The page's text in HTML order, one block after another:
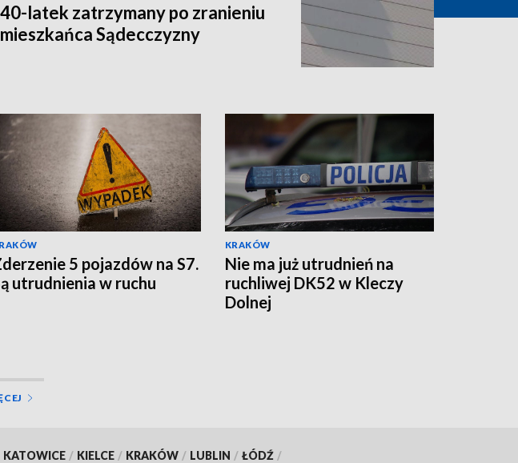
40-latek zatrzymany po zranieniu
mieszkańca Sądecczyzny
5 pojazdów na S7.
utrudnienia w ruchu
KRAKÓW
Nie ma już utrudnień na
ruchliwej DK52 w Kleczy
Dolnej
KATOWICE / KIELCE / KRAKÓW / LUBLIN / ŁÓDŹ /